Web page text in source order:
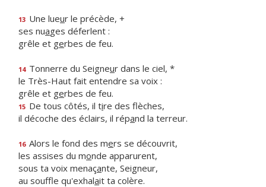
13 Une lueur le précède, +
ses nuages déferlent :
grêle et gerbes de feu.
14 Tonnerre du Seigneur dans le ciel, *
le Très-Haut fait entendre sa voix :
grêle et gerbes de feu.
15 De tous côtés, il tire des flèches,
il décoche des éclairs, il répand la terreur.
16 Alors le fond des mers se découvrit,
les assises du monde apparurent,
sous ta voix menaçante, Seigneur,
au souffle qu'exhalait ta colère.